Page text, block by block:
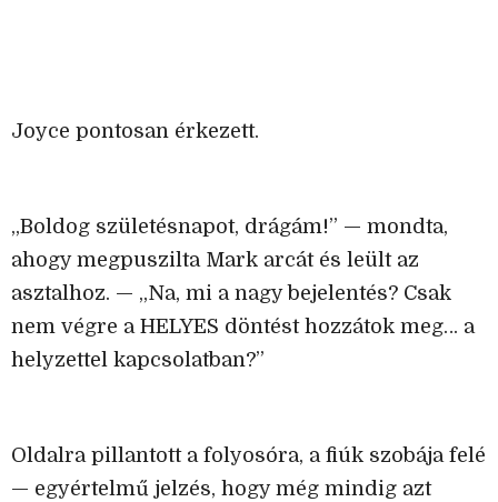
Joyce pontosan érkezett.
„Boldog születésnapot, drágám!” — mondta,
ahogy megpuszilta Mark arcát és leült az
asztalhoz. — „Na, mi a nagy bejelentés? Csak
nem végre a HELYES döntést hozzátok meg… a
helyzettel kapcsolatban?”
Oldalra pillantott a folyosóra, a fiúk szobája felé
— egyértelmű jelzés, hogy még mindig azt